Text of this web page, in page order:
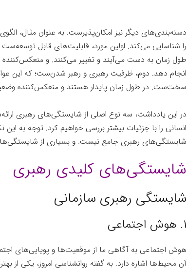
دسته‌بندی‌های دیگر نیز امکان‌پذیرست. به عنوان مثال،
را شناسایی می‌کند. اولین مورد، قابلیت‌های قابل
طول زمان به دست می‌آیند و تغییر می‌کنند. و
انجام دهد. دوم، ظرفیت رهبری و رهبر شدن‌ست؛ که این
سخت‌ست. در طول زمان پایدار هستند و منعکس‌کننده
در این یادداشت، سه نوع اصلی از شایستگی‌های رهبری
انسانی را با جزئیات بیشتر بررسی خواهیم کرد. توجه به
شایستگی‌های رهبری جامع نیست. و بسیاری از شایستگی‌ها
شایستگی‌های کلیدی رهبری
شایستگی رهبری سازمانی
۱. هوش اجتماعی
هوش اجتماعی به آگاهی ما از موقعیت‌ها و پویایی‌های
آن محیط‌ها اشاره دارد. به گفته روانشناسی امروز، یکی از